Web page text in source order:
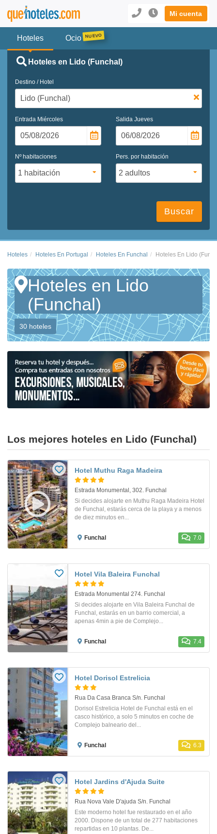
Mi cuenta
Hoteles Ocio
Hoteles en Lido (Funchal)
Destino / Hotel
Entrada Miércoles Salida Jueves
Nº habitaciones Pers. por habitación
Buscar
Hoteles Hoteles En Portugal Hoteles En Funchal Hoteles En Lido
Hoteles en Lido
(Funchal)
30 hoteles
Los mejores hoteles en Lido (Funchal)
Hotel Muthu Raga Madeira
Estrada Monumental, 302. Funchal
Si decides alojarte en Muthu Raga Madeira Hotel
de Funchal, estarás cerca de la playa y a menos
de diez minutos en...
Funchal 7.0
Hotel Vila Baleira Funchal
Estrada Monumental 274. Funchal
Si decides alojarte en Vila Baleira Funchal de
Funchal, estarás en un barrio comercial, a
apenas 4min a pie de Complejo...
Funchal 7.4
Hotel Dorisol Estrelicia
Rua Da Casa Branca S/n. Funchal
Dorisol Estrelicia Hotel de Funchal está en el
casco histórico, a solo 5 minutos en coche de
Complejo balneario del...
Funchal 6.3
Hotel Jardins d'Ajuda Suite
Rua Nova Vale D'ajuda S/n. Funchal
Este moderno hotel fue restaurado en el año
2000. Dispone de un total de 277 habitaciones
repartidas en 10 plantas. De...